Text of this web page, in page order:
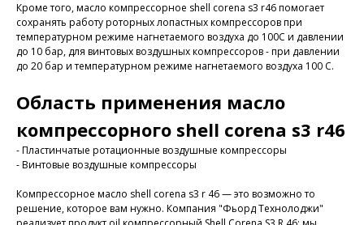
Кроме того, масло компрессорное shell corena s3 r46 помогает
сохранять работу роторных лопастных компрессоров при
температурном режиме нагнетаемого воздуха до 100C и давлении
до 10 бар, для винтовых воздушных компрессоров - при давлении
до 20 бар и температурном режиме нагнетаемого воздуха 100 С.
Область применения масло
компрессорного shell corena s3 r46
- Пластинчатые ротационные воздушные компрессоры
- Винтовые воздушные компрессоры
Компрессорное масло shell corena s3 r 46 — это возможно то
решение, которое вам нужно. Компания "Фьорд Технолоджи"